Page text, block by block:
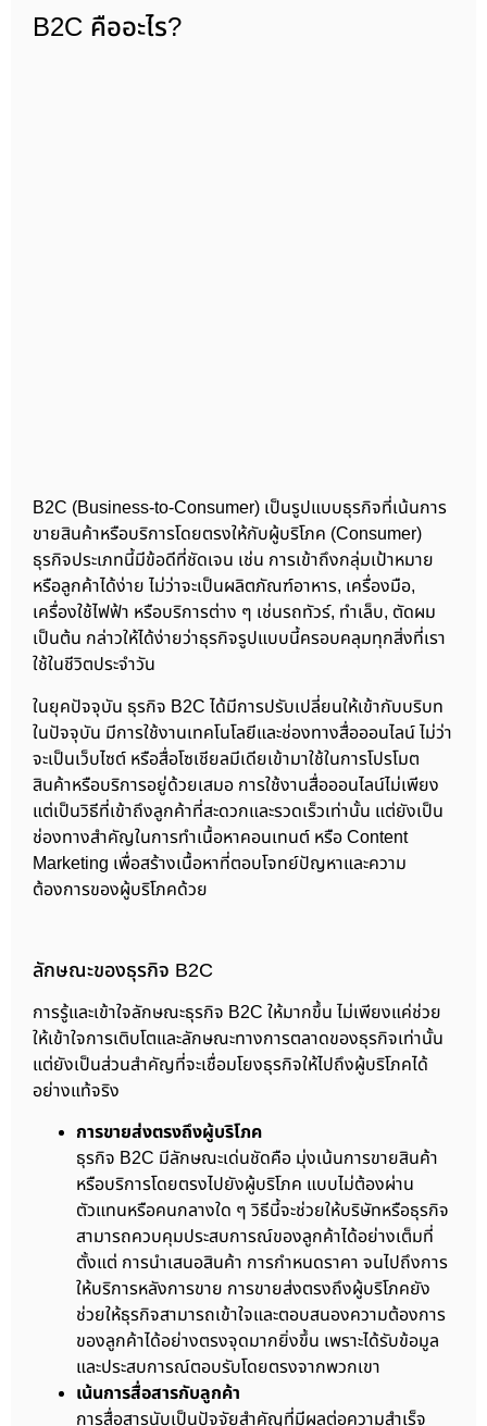
B2C คืออะไร?
B2C (Business-to-Consumer) เป็นรูปแบบธุรกิจที่เน้นการ
ขายสินค้าหรือบริการโดยตรงให้กับผู้บริโภค (Consumer)
ธุรกิจประเภทนี้มีข้อดีที่ชัดเจน เช่น การเข้าถึงกลุ่มเป้าหมาย
หรือลูกค้าได้ง่าย ไม่ว่าจะเป็นผลิตภัณฑ์อาหาร, เครื่องมือ,
เครื่องใช้ไฟฟ้า หรือบริการต่าง ๆ เช่นรถทัวร์, ทำเล็บ, ตัดผม
เป็นต้น กล่าวให้ได้ง่ายว่าธุรกิจรูปแบบนี้ครอบคลุมทุกสิ่งที่เรา
ใช้ในชีวิตประจำวัน
ในยุคปัจจุบัน ธุรกิจ B2C ได้มีการปรับเปลี่ยนให้เข้ากับบริบท
ในปัจจุบัน มีการใช้งานเทคโนโลยีและช่องทางสื่อออนไลน์ ไม่ว่า
จะเป็นเว็บไซต์ หรือสื่อโซเชียลมีเดียเข้ามาใช้ในการโปรโมต
สินค้าหรือบริการอยู่ด้วยเสมอ การใช้งานสื่อออนไลน์ไม่เพียง
แต่เป็นวิธีที่เข้าถึงลูกค้าที่สะดวกและรวดเร็วเท่านั้น แต่ยังเป็น
ช่องทางสำคัญในการทำเนื้อหาคอนเทนต์ หรือ Content
Marketing เพื่อสร้างเนื้อหาที่ตอบโจทย์ปัญหาและความ
ต้องการของผู้บริโภคด้วย
ลักษณะของธุรกิจ B2C
การรู้และเข้าใจลักษณะธุรกิจ B2C ให้มากขึ้น ไม่เพียงแค่ช่วย
ให้เข้าใจการเติบโตและลักษณะทางการตลาดของธุรกิจเท่านั้น
แต่ยังเป็นส่วนสำคัญที่จะเชื่อมโยงธุรกิจให้ไปถึงผู้บริโภคได้
อย่างแท้จริง
การขายส่งตรงถึงผู้บริโภค
ธุรกิจ B2C มีลักษณะเด่นชัดคือ มุ่งเน้นการขายสินค้า
หรือบริการโดยตรงไปยังผู้บริโภค แบบไม่ต้องผ่าน
ตัวแทนหรือคนกลางใด ๆ วิธีนี้จะช่วยให้บริษัทหรือธุรกิจ
สามารถควบคุมประสบการณ์ของลูกค้าได้อย่างเต็มที่
ตั้งแต่ การนำเสนอสินค้า การกำหนดราคา จนไปถึงการ
ให้บริการหลังการขาย การขายส่งตรงถึงผู้บริโภคยัง
ช่วยให้ธุรกิจสามารถเข้าใจและตอบสนองความต้องการ
ของลูกค้าได้อย่างตรงจุดมากยิ่งขึ้น เพราะได้รับข้อมูล
และประสบการณ์ตอบรับโดยตรงจากพวกเขา
เน้นการสื่อสารกับลูกค้า
การสื่อสารนับเป็นปัจจัยสำคัญที่มีผลต่อความสำเร็จ